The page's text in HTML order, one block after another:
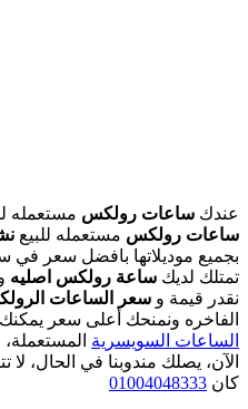
عندك ساعات رولكس مستعمله
ساعات رولكس مستعمله للبيع
بجميع موديلاتها بافضل سعر في
تمتلك لديك ساعة رولكس اصليه
نقدر قيمة و سعر الساعات
الفاخره ونمنحك أعلى سعر
الساعات السويسرية
الآن، يصلك مندوبنا في الحال،
كان 01004048333